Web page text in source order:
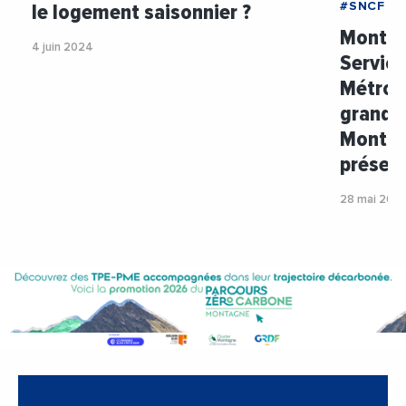
le logement saisonnier ?
4 juin 2024
#SNCF
28 mai